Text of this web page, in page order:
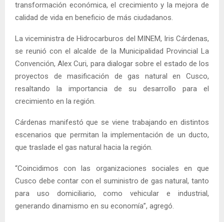
transformación económica, el crecimiento y la mejora de
calidad de vida en beneficio de más ciudadanos.
La viceministra de Hidrocarburos del MINEM, Iris Cárdenas,
se reunió con el alcalde de la Municipalidad Provincial La
Convención, Alex Curi, para dialogar sobre el estado de los
proyectos de masificación de gas natural en Cusco,
resaltando la importancia de su desarrollo para el
crecimiento en la región.
Cárdenas manifestó que se viene trabajando en distintos
escenarios que permitan la implementación de un ducto,
que traslade el gas natural hacia la región.
“Coincidimos con las organizaciones sociales en que
Cusco debe contar con el suministro de gas natural, tanto
para uso domiciliario, como vehicular e industrial,
generando dinamismo en su economía”, agregó.